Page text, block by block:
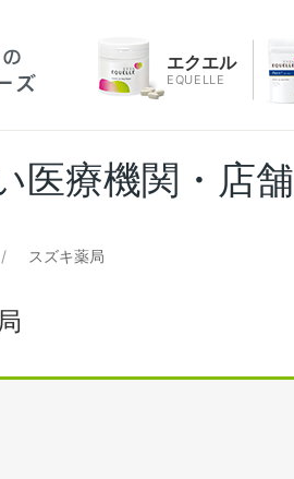
エクエル
EQUELLE
医療機関・店舗
スズキ薬局